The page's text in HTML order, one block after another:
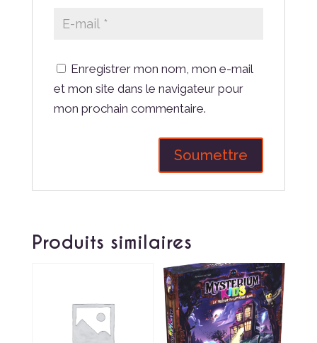
Enregistrer mon nom, mon e-mail
et mon site dans le navigateur pour
mon prochain commentaire.
Produits similaires